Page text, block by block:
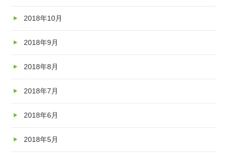
2018年10月
2018年9月
2018年8月
2018年7月
2018年6月
2018年5月